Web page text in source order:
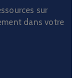
sur
dans votre